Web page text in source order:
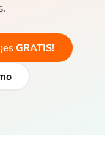
GRATIS!